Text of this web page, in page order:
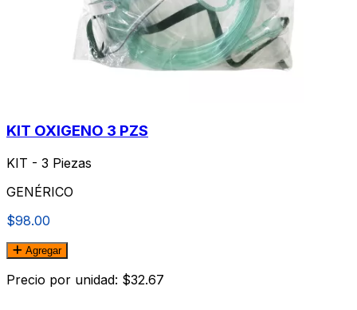
KIT OXIGENO 3 PZS
KIT - 3 Piezas
GENÉRICO
$98.00
Agregar
Precio por unidad: $32.67